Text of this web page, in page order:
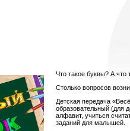
Что такое буквы? А
Столько вопросов
Детская передача
образовательный (для
алфавит, учиться
заданий для малышей.